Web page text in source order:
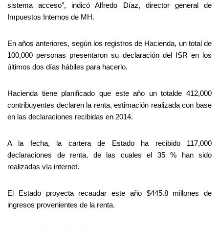
sistema acceso”, indicó Alfredo Díaz, director general de
Impuestos Internos de MH.
En años anteriores, según los registros de Hacienda, un total de
100,000 personas presentaron su declaración del ISR en los
últimos dos días hábiles para hacerlo.
Hacienda tiene planificado que este año un totalde 412,000
contribuyentes declaren la renta, estimación realizada con base
en las declaraciones recibidas en 2014.
A la fecha, la cartera de Estado ha recibido 117,000
declaraciones de renta, de las cuales el 35 % han sido
realizadas vía internet.
El Estado proyecta recaudar este año $445.8 millones de
ingresos provenientes de la renta.